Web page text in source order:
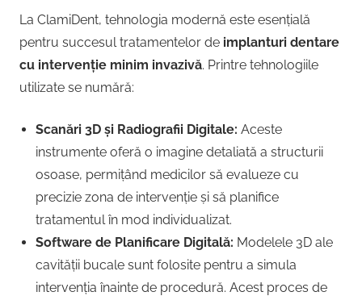
La ClamiDent, tehnologia modernă este esențială
pentru succesul tratamentelor de implanturi dentare
cu intervenție minim invazivă. Printre tehnologiile
utilizate se numără:
Scanări 3D și Radiografii Digitale: Aceste
instrumente oferă o imagine detaliată a structurii
osoase, permițând medicilor să evalueze cu
precizie zona de intervenție și să planifice
tratamentul în mod individualizat.
Software de Planificare Digitală: Modelele 3D ale
cavității bucale sunt folosite pentru a simula
intervenția înainte de procedură. Acest proces de